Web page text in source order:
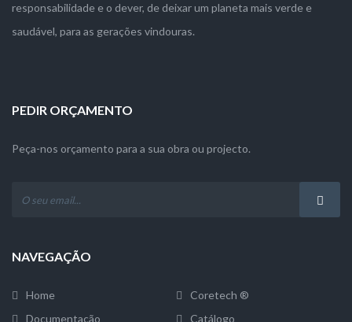
responsabilidade e o dever, de deixar um planeta mais verde e
saudável, para as gerações vindouras.
PEDIR ORÇAMENTO
Peça-nos orçamento para a sua obra ou projecto.
NAVEGAÇÃO
Home
Coretech ®
Documentação
Catálogo